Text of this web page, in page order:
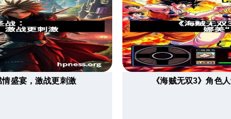
情盛宴，激战更刺激 《海贼无双3》角色